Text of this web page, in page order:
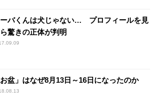
バくんは犬じゃない… プロフィールを見
驚きの正体が判明
お盆」はなぜ8月13日～16日になったのか